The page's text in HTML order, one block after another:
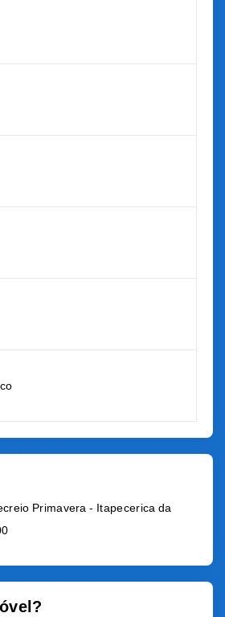
Primavera - Itapecerica da